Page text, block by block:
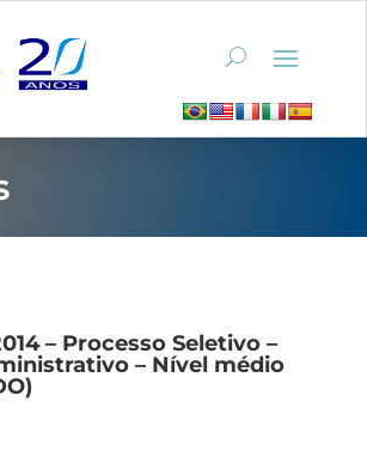
– Processo Seletivo –
– Nível médio